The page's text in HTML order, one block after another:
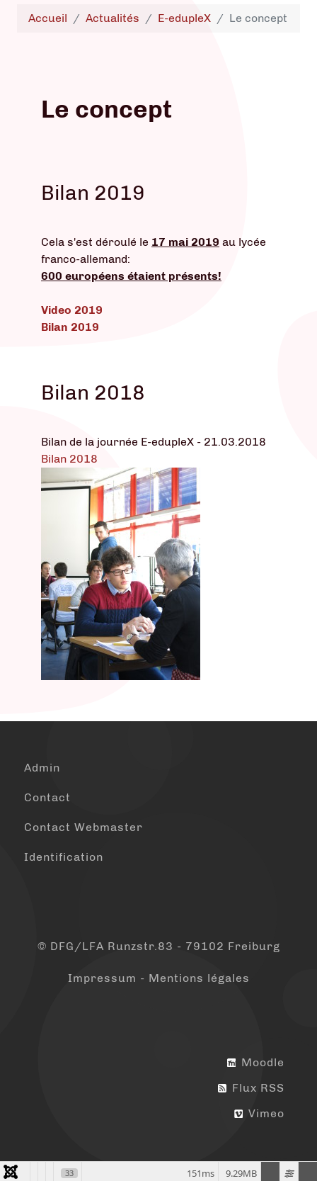
Accueil Actualités E-edupleX Le concept
Le concept
Bilan 2019
Cela s'est déroulé le 17 mai 2019 au lycée
franco-allemand:
600 européens étaient présents!
Video 2019
Bilan 2019
Bilan 2018
Bilan de la journée E-edupleX - 21.03.2018
Bilan 2018
Admin
Contact
Contact Webmaster
Identification
© DFG/LFA Runzstr.83 - 79102 Freiburg
Impressum - Mentions légales
Moodle
Flux RSS
Vimeo
33 9.29MB
151ms